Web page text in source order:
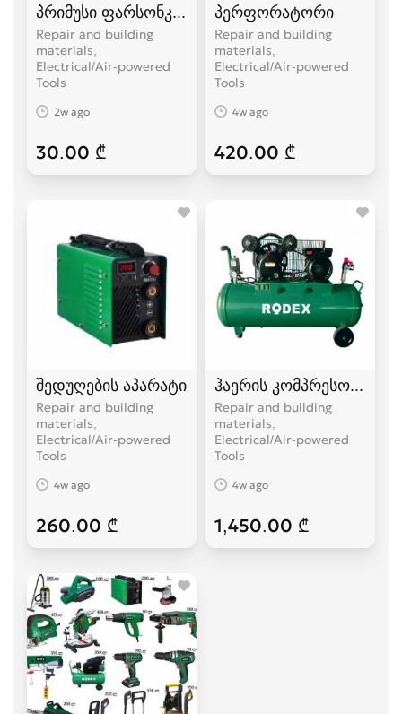
პრიმუსი ფარსონკა ფუსფუსა
Repair and building
materials,
Electrical/Air-powered
Tools
2w ago
30.00 ₾
პერფორატორი
Repair and building
materials,
Electrical/Air-powered
Tools
4w ago
420.00 ₾
შედუღების აპარატი
Repair and building
materials,
Electrical/Air-powered
Tools
4w ago
260.00 ₾
ჰაერის კომპრესორი
Repair and building
materials,
Electrical/Air-powered
Tools
4w ago
1,450.00 ₾